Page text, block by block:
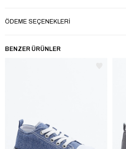
Topuk Tipi
Bağlama Şekli
ÖDEME SEÇENEKLERI
BENZER ÜRÜNLER